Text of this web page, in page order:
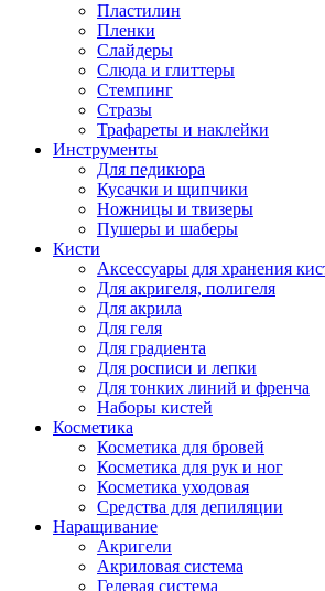
Пластилин
Пленки
Слайдеры
Слюда и глиттеры
Стемпинг
Стразы
Трафареты и наклейки
Инструменты
Для педикюра
Кусачки и щипчики
Ножницы и твизеры
Пушеры и шаберы
Кисти
Аксессуары для хранения
Для акригеля, полигеля
Для акрила
Для геля
Для градиента
Для росписи и лепки
Для тонких линий и френча
Наборы кистей
Косметика
Косметика для бровей
Косметика для рук и ног
Косметика уходовая
Средства для депиляции
Наращивание
Акригели
Акриловая система
Гелевая система